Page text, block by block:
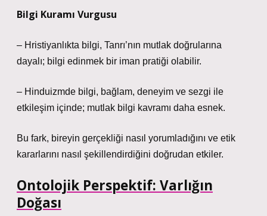
Bilgi Kuramı Vurgusu
– Hristiyanlıkta bilgi, Tanrı’nın mutlak doğrularına
dayalı; bilgi edinmek bir iman pratiği olabilir.
– Hinduizmde bilgi, bağlam, deneyim ve sezgi ile
etkileşim içinde; mutlak bilgi kavramı daha esnek.
Bu fark, bireyin gerçekliği nasıl yorumladığını ve etik
kararlarını nasıl şekillendirdiğini doğrudan etkiler.
Ontolojik Perspektif: Varlığın
Doğası